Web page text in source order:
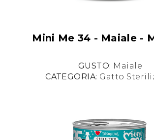
Mini Me 34 - Maiale -
GUSTO: Maiale
CATEGORIA: Gatto